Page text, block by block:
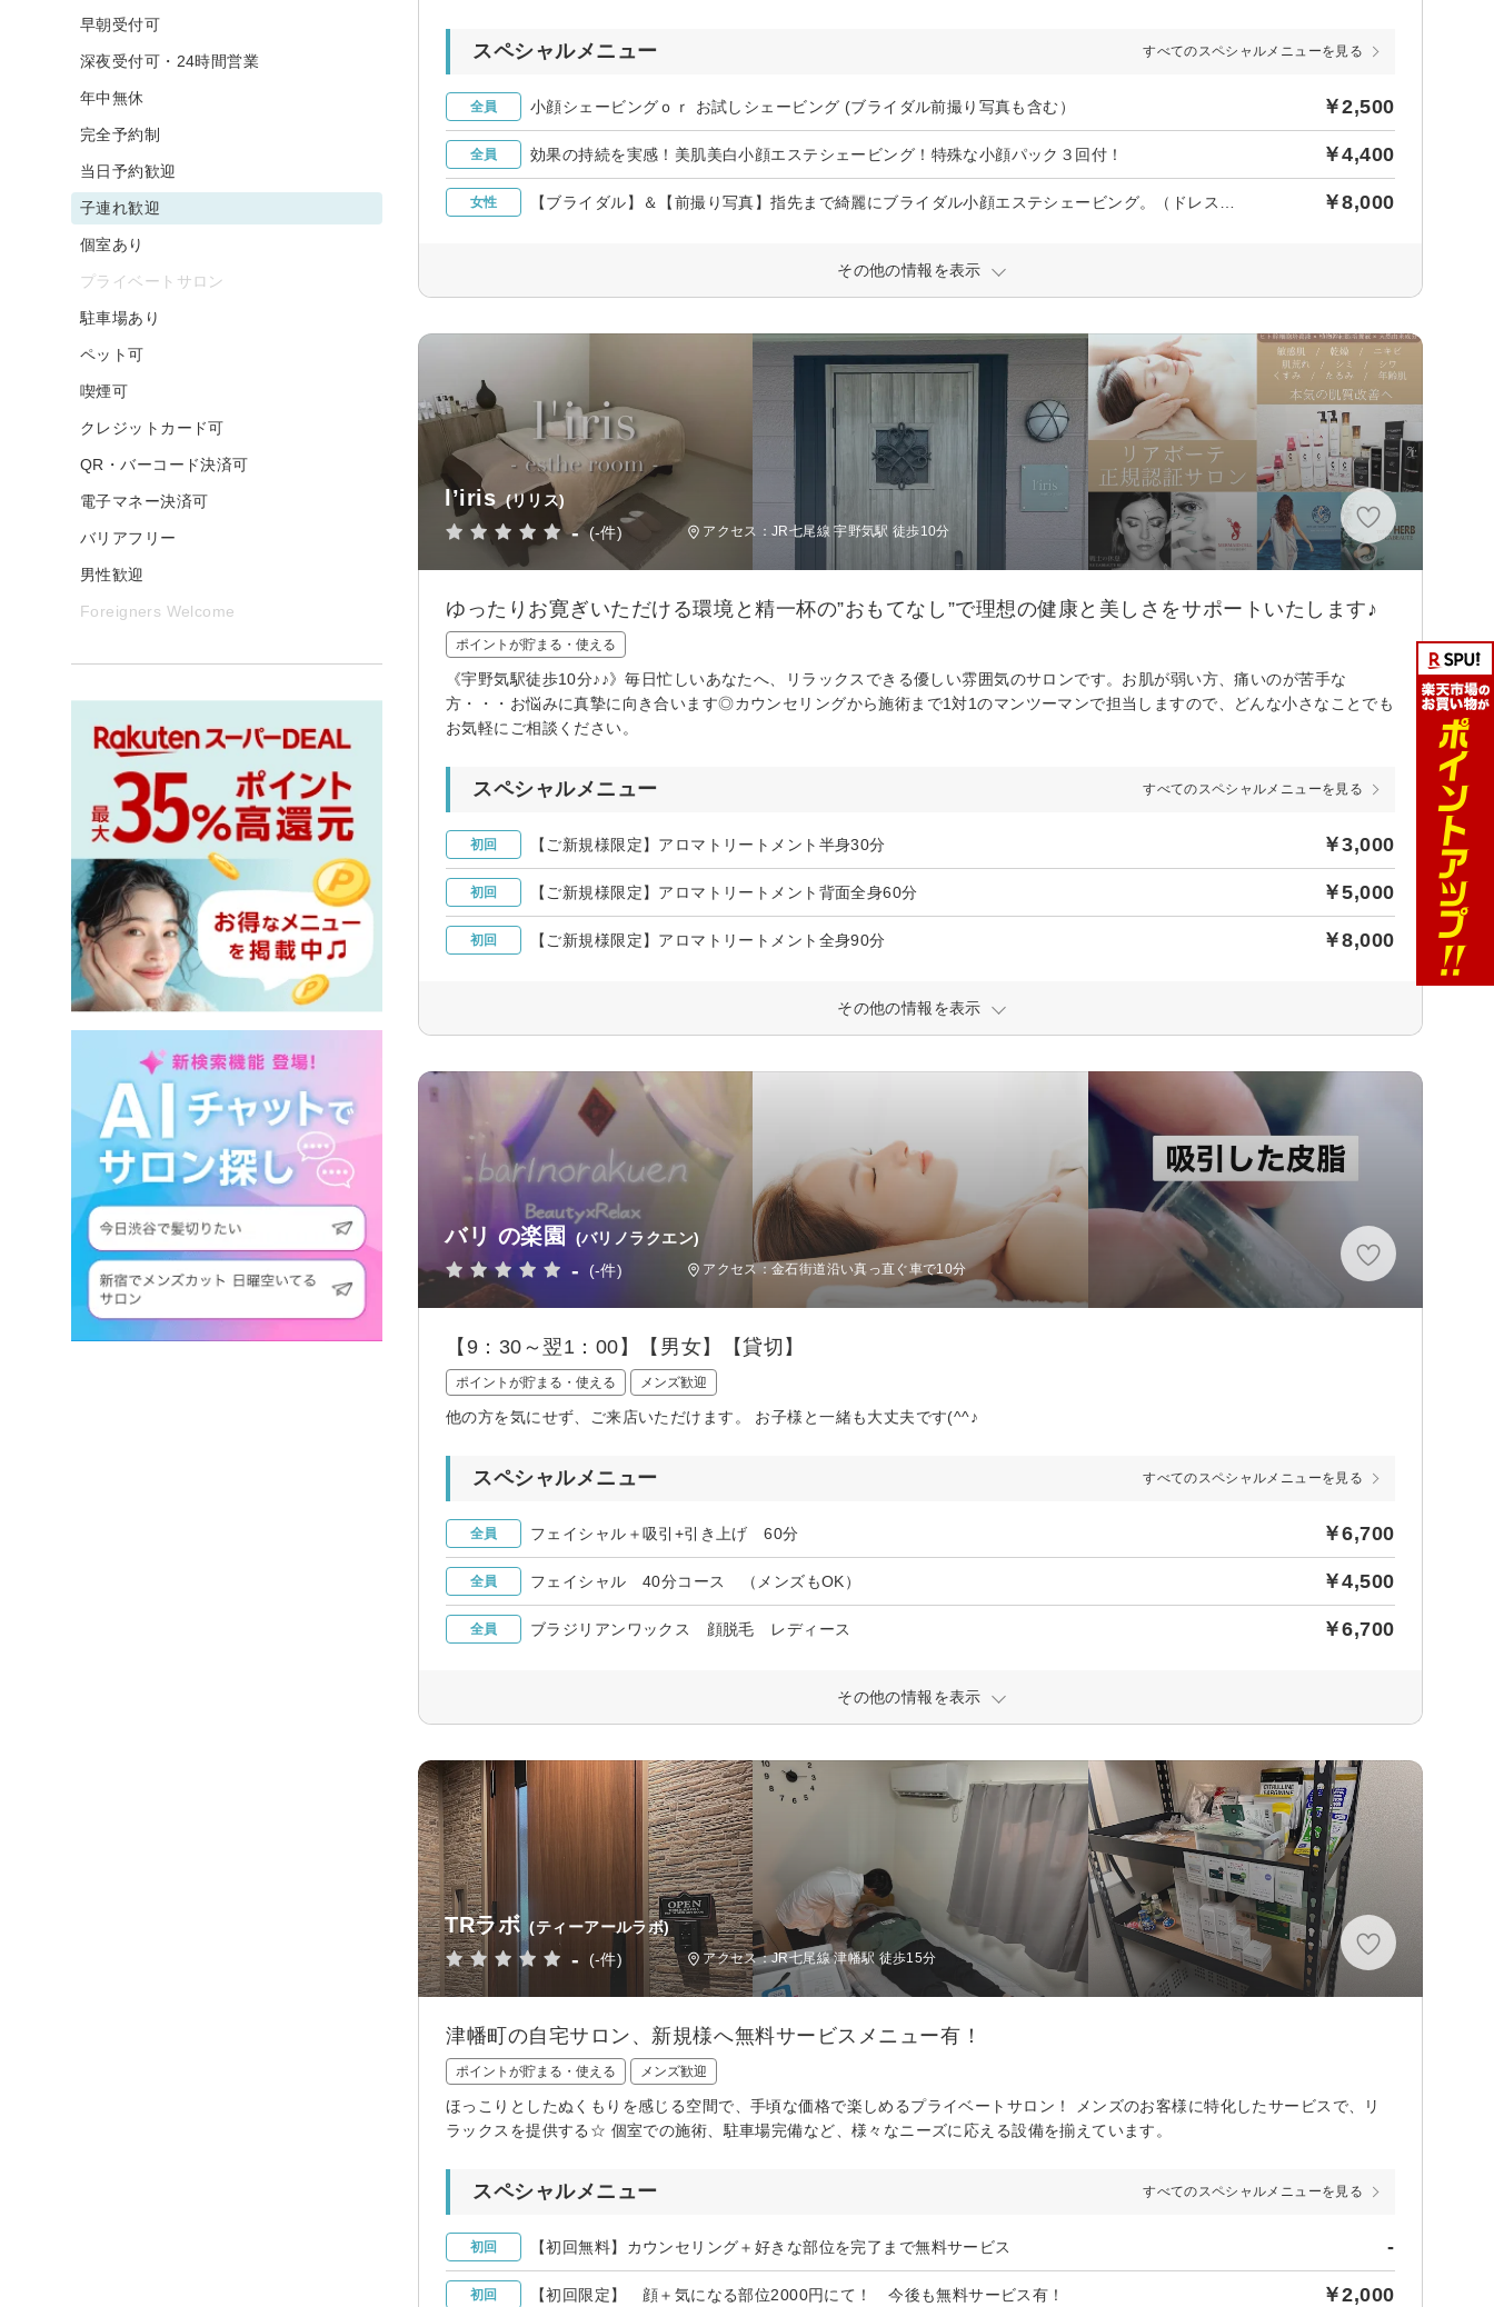
スペシャルメニュー すべてのスペシャルメニューを見る
全員 小顔シェービングｏｒ お試しシェービング (ブライダル前撮り写真も含む） ￥2,500
全員 効果の持続を実感！美肌美白小顔エステシェービング！特殊な小顔パック３回付！ ￥4,400
女性 ￥8,000
その他の情報を表示
l’iris (リリス)
- (-件) アクセス：JR七尾線 宇野気駅 徒歩10分
ゆったりお寛ぎいただける環境と精一杯の”おもてなし”で理想の健康と美しさをサポートいたします♪
ポイントが貯まる・使える
《宇野気駅徒歩10分♪♪》毎日忙しいあなたへ、リラックスできる優しい雰囲気のサロンです。お肌が弱い方、痛いのが苦手な
方・・・お悩みに真摯に向き合います◎カウンセリングから施術まで1対1のマンツーマンで担当しますので、どんな小さなことでも
お気軽にご相談ください。
スペシャルメニュー すべてのスペシャルメニューを見る
初回 【ご新規様限定】アロマトリートメント半身30分 ￥3,000
初回 【ご新規様限定】アロマトリートメント背面全身60分 ￥5,000
初回 【ご新規様限定】アロマトリートメント全身90分 ￥8,000
その他の情報を表示
バリ の楽園 (バリノラクエン)
- (-件) アクセス：金石街道沿い真っ直ぐ車で10分
【9：30～翌1：00】【男女】【貸切】
ポイントが貯まる・使える メンズ歓迎
他の方を気にせず、ご来店いただけます。 お子様と一緒も大丈夫です(^^♪
スペシャルメニュー すべてのスペシャルメニューを見る
全員 フェイシャル＋吸引+引き上げ 60分 ￥6,700
全員 フェイシャル 40分コース （メンズもOK） ￥4,500
全員 ブラジリアンワックス 顔脱毛 レディース ￥6,700
その他の情報を表示
TRラボ (ティーアールラボ)
- (-件) アクセス：JR七尾線 津幡駅 徒歩15分
津幡町の自宅サロン、新規様へ無料サービスメニュー有！
ポイントが貯まる・使える メンズ歓迎
ほっこりとしたぬくもりを感じる空間で、手頃な価格で楽しめるプライベートサロン！ メンズのお客様に特化したサービスで、リ
ラックスを提供する☆ 個室での施術、駐車場完備など、様々なニーズに応える設備を揃えています。
スペシャルメニュー すべてのスペシャルメニューを見る
初回 【初回無料】カウンセリング＋好きな部位を完了まで無料サービス -
初回 【初回限定】 顔＋気になる部位2000円にて！ 今後も無料サービス有！ ￥2,000
早朝受付可
深夜受付可・24時間営業
年中無休
完全予約制
当日予約歓迎
子連れ歓迎
個室あり
プライベートサロン
駐車場あり
ペット可
喫煙可
クレジットカード可
QR・バーコード決済可
電子マネー決済可
バリアフリー
男性歓迎
Foreigners Welcome